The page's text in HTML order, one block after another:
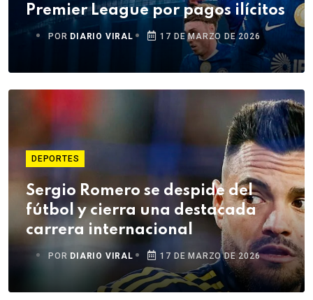
Premier League por pagos ilícitos
POR DIARIO VIRAL 17 DE MARZO DE 2026
DEPORTES
Sergio Romero se despide del
fútbol y cierra una destacada
carrera internacional
POR DIARIO VIRAL 17 DE MARZO DE 2026